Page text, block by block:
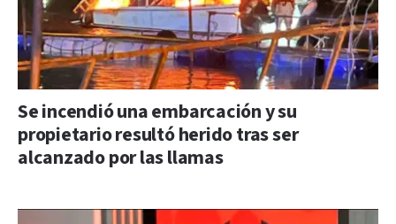
Se incendió una embarcación y su
propietario resultó herido tras ser
alcanzado por las llamas